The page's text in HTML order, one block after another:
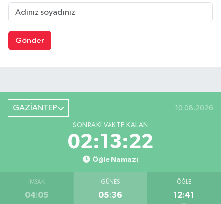
Gönder
GAZİANTEP 10.08.2026
SONRAKI VAKTE KALAN
02:13:21
Öğle Namazı
İMSAK
04:05
GÜNEŞ
05:36
ÖĞLE
12:41